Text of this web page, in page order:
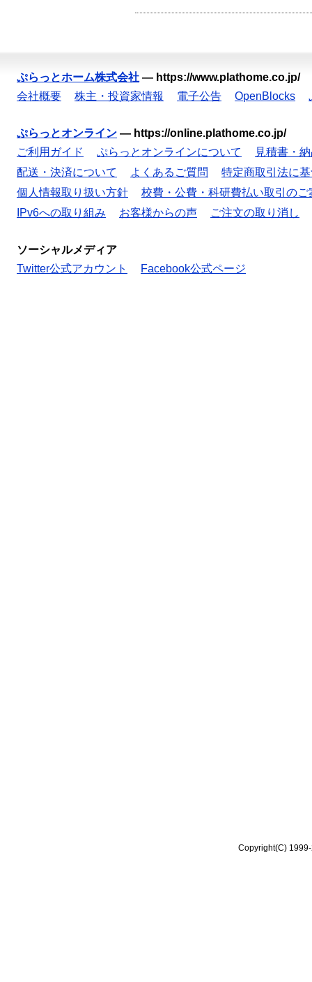
ぷらっとホーム株式会社 — https://www.plathome.co.jp/
会社概要
株主・投資家情報 電子公告 OpenBlocks
ぷらっとオンライン — https://online.plathome.co.jp/
ご利用ガイド
ぷらっとオンラインについて
見積書・
配送・決済について
よくあるご質問
特定商取引法に
個人情報取り扱い方針
校費・公費・科研費払い取引のご
IPv6への取り組み
お客様からの声 ご注文の取り消し
ソーシャルメディア
Twitter公式アカウント
Facebook公式ページ
Copyright(C)